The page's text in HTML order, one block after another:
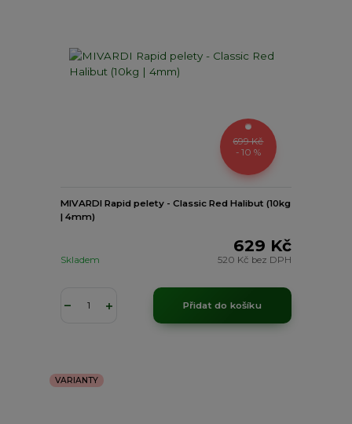
699 Kč
- 10 %
MIVARDI Rapid pelety - Classic Red Halibut (10kg
| 4mm)
629 Kč
520 Kč bez DPH
Skladem
Přidat do košíku
VARIANTY